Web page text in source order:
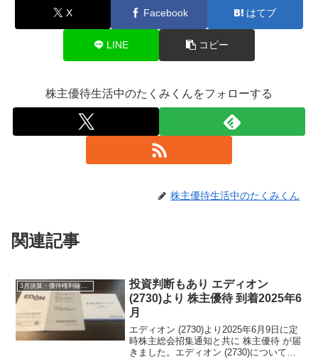
X Facebook はてブ
LINE コピー
株主優待生活中のたくみくんをフォローする
株主優待生活中のたくみくん
関連記事
投資判断もあり エディオン
(2730)より 株主優待 到着2025年6
月
エディオン (2730)より2025年6月9日に定
時株主総会招集通知と共に 株主優待 が届
きました。エディオン (2730)について